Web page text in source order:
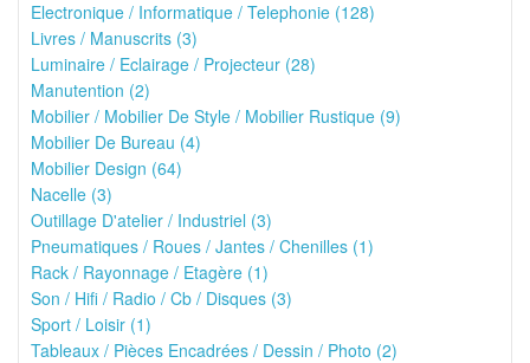
Electronique / Informatique / Telephonie (128)
Livres / Manuscrits (3)
Luminaire / Eclairage / Projecteur (28)
Manutention (2)
Mobilier / Mobilier De Style / Mobilier Rustique (9)
Mobilier De Bureau (4)
Mobilier Design (64)
Nacelle (3)
Outillage D'atelier / Industriel (3)
Pneumatiques / Roues / Jantes / Chenilles (1)
Rack / Rayonnage / Etagère (1)
Son / Hifi / Radio / Cb / Disques (3)
Sport / Loisir (1)
Tableaux / Pièces Encadrées / Dessin / Photo (2)